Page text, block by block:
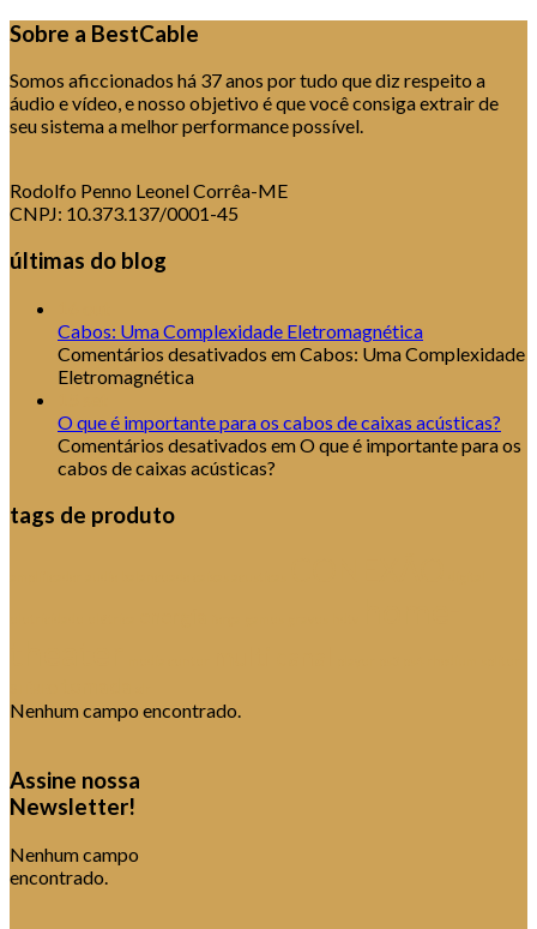
Conectores
Plugs Spades / Forquilha Para Caixas Acústicas
Importado Gaofei
Plugs Banana Tipo Bfa Para Cabos De Caixas Acústicas
Rhodium
Adicionar aos meus desejos
Sobre a BestCable
Somos aficcionados há 37 anos por tudo que diz respeito a
áudio e vídeo, e nosso objetivo é que você consiga extrair de
seu sistema a melhor performance possível.
Rodolfo Penno Leonel Corrêa-ME
CNPJ: 10.373.137/0001-45
últimas do blog
Cabos: Uma Complexidade Eletromagnética
Comentários desativados em Cabos: Uma Complexidade
Eletromagnética
O que é importante para os cabos de caixas acústicas?
Comentários desativados em O que é importante para os
cabos de caixas acústicas?
tags de produto
Nenhum campo encontrado.
Assine nossa
Newsletter!
Nenhum campo
encontrado.